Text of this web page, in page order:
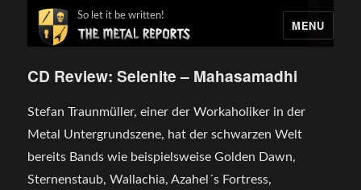
MENU
So let it be written!
CD Review: Selenite – Mahasamadhi
Stefan Traunmüller, einer der Workaholiker in der
Metal Untergrundszene, hat der schwarzen Welt
bereits Bands wie beispielsweise Golden Dawn,
Sternenstaub, Wallachia, Azahel´s Fortress,